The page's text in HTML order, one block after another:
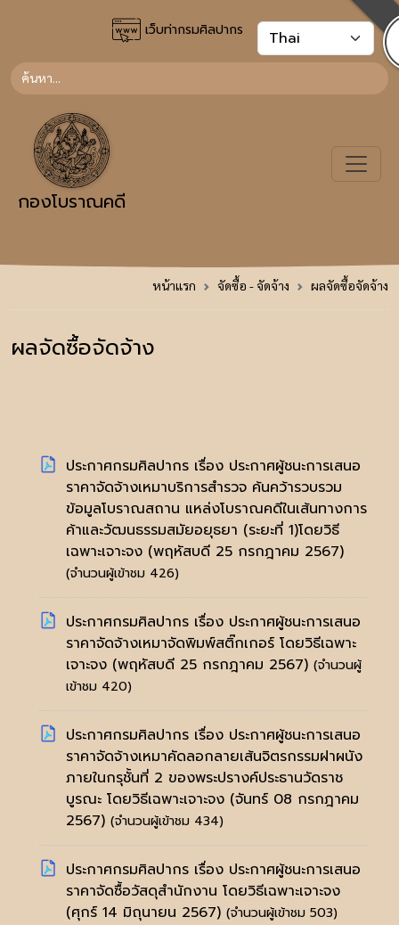
เว็บท่ากรมศิลปากร
กองโบราณคดี
หน้าแรก จัดซื้อ - จัดจ้าง ผลจัดซื้อจัดจ้าง
ผลจัดซื้อจัดจ้าง
ประกาศกรมศิลปากร เรื่อง ประกาศผู้ชนะการเสนอ
ราคาจัดจ้างเหมาบริการสำรวจ ค้นคว้ารวบรวม
ข้อมูลโบราณสถาน แหล่งโบราณคดีในเส้นทางการ
ค้าและวัฒนธรรมสมัยอยุธยา (ระยะที่ 1)โดยวิธี
เฉพาะเจาะจง (พฤหัสบดี 25 กรกฎาคม 2567)
(จำนวนผู้เข้าชม 426)
ประกาศกรมศิลปากร เรื่อง ประกาศผู้ชนะการเสนอ
ราคาจัดจ้างเหมาจัดพิมพ์สติ๊กเกอร์ โดยวิธีเฉพาะ
เจาะจง (พฤหัสบดี 25 กรกฎาคม 2567) (จำนวนผู้
เข้าชม 420)
ประกาศกรมศิลปากร เรื่อง ประกาศผู้ชนะการเสนอ
ราคาจัดจ้างเหมาคัดลอกลายเส้นจิตรกรรมฝาผนัง
ภายในกรุชั้นที่ 2 ของพระปรางค์ประธานวัดราช
บูรณะ โดยวิธีเฉพาะเจาะจง (จันทร์ 08 กรกฎาคม
2567) (จำนวนผู้เข้าชม 434)
ประกาศกรมศิลปากร เรื่อง ประกาศผู้ชนะการเสนอ
ราคาจัดซื้อวัสดุสำนักงาน โดยวิธีเฉพาะเจาะจง
(ศุกร์ 14 มิถุนายน 2567) (จำนวนผู้เข้าชม 503)